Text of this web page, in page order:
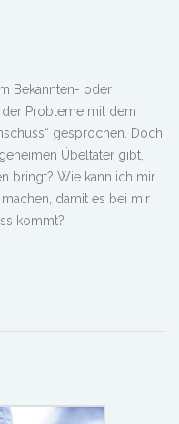
Bekannten- oder
Probleme mit dem
gesprochen. Doch
Übeltäter gibt,
bringt? Wie kann ich mir
damit es bei mir
kommt?